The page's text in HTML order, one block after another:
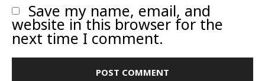
Save my name, email, and
website in this browser for the
next time I comment.